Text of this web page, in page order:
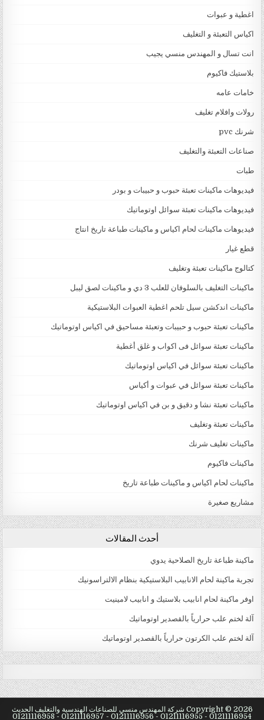
اغطية و عبوات
اكياس التعبئة و التغليف
انت تسال و المهندس منسي يجيب
بلاستيك فاكيوم
خامات عامه
رولات وافلام تغليف
شرنك pvc
صناعات التعبئة والتغليف
طبات
فيديوهات ماكينات تعبئة حبوب و حبيبات و بودر
فيديوهات ماكينات تعبئة سوائل اوتوماتيك
فيديوهات ماكينات لحام اكياس و ماكينات طباعة تاريخ انتاج
قطع غيار
كتالوج ماكينات تعبئة وتغليف
ماكينات التغليف بالسلوفان للعلب 3 دي و ماكينات لصق ليبل
ماكينات اندكشن سيل تلحم اغطية العبوات البلاستيكية
ماكينات تعبئة حبوب و حبيبات وتعبئة مساحيق في اكياس اوتوماتيك
ماكينات تعبئة سوائل فى اكواب و غلق أغطية
ماكينات تعبئة سوائل في اكياس اوتوماتيك
ماكينات تعبئة سوائل في عبوات و أكياس
ماكينات تعبئة نشا و دقيق و بن في اكياس اوتوماتيك
ماكينات تعبئة وتغليف
ماكينات تغليف شرنك
ماكينات فاكيوم
ماكينات لحام اكياس و ماكينات طباعة تاريخ
مشاريع صغيرة
أحدث المقالات
ماكينة طباعة تاريخ الصلاحية يدوي
تجربة ماكينة لحام الانابيب البلاستيكية بنظام الالتراسونيك
اوفر ماكينة لحام انابيب بلاستيك و انابيب لامينيت
آلة لختم علب حرارياً بالقصدير اوتوماتيك
آلة لختم علب الكرتون حرارياً بالقصدير اوتوماتيك
male enlargement pills
virectin review Male Viagra Online Buy
best erection pills Erection Problems Stimulation
Copyright © 2026 شركة المهندس منسي للصناعات الهندسية والتغليف الحديث
01211116954 - 01211116955 - 01211116956 - 01211116957 - 01211116958